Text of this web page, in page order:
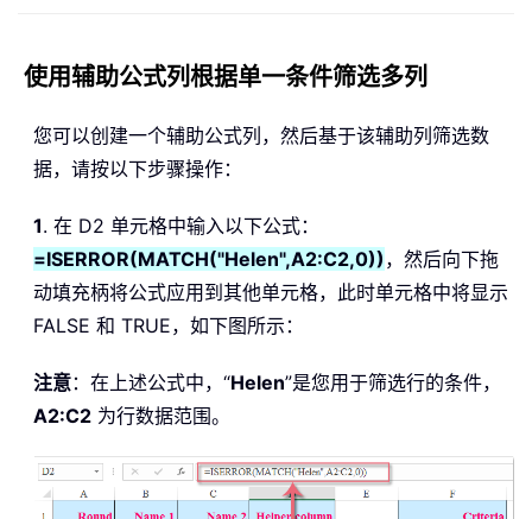
使用辅助公式列根据单一条件筛选多列
您可以创建一个辅助公式列，然后基于该辅助列筛选数
据，请按以下步骤操作：
1. 在 D2 单元格中输入以下公式：
=ISERROR(MATCH("Helen",A2:C2,0)) ，然后向下拖
动填充柄将公式应用到其他单元格，此时单元格中将显示
FALSE 和 TRUE，如下图所示：
注意：在上述公式中，“Helen”是您用于筛选行的条件，
A2:C2 为行数据范围。